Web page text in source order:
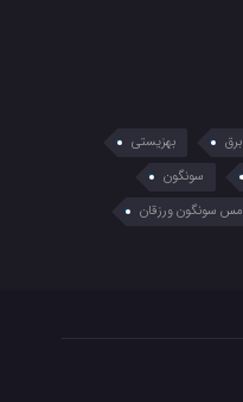
برق
بهزیستی
سونگون
مس سونگون ورزقان